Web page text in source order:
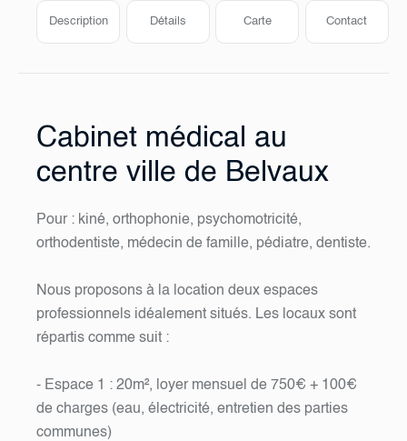
Description Détails Carte Contact
Cabinet médical au
centre ville de Belvaux
Pour : kiné, orthophonie, psychomotricité,
orthodentiste, médecin de famille, pédiatre, dentiste.
Nous proposons à la location deux espaces
professionnels idéalement situés. Les locaux sont
répartis comme suit :
- Espace 1 : 20m², loyer mensuel de 750€ + 100€
de charges (eau, électricité, entretien des parties
communes)